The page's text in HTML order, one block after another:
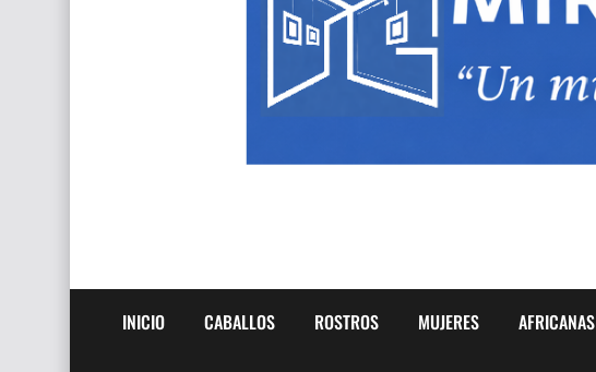
INICIO CABALLOS ROSTROS MUJERES AFRICANAS